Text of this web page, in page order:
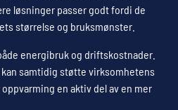
løsninger passer godt fordi de
størrelse og bruksmønster.
energibruk og driftskostnader.
samtidig støtte virksomhetens
en aktiv del av en mer